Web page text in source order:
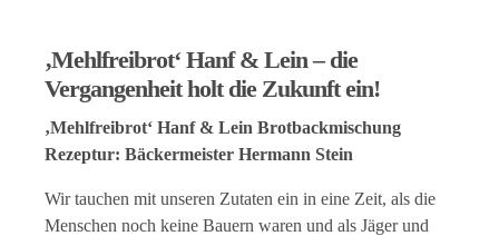
‚Mehlfreibrot‘ Hanf & Lein – die
Vergangenheit holt die Zukunft ein!
‚Mehlfreibrot‘ Hanf & Lein Brotbackmischung
Rezeptur: Bäckermeister Hermann Stein
Wir tauchen mit unseren Zutaten ein in eine Zeit, als die
Menschen noch keine Bauern waren und als Jäger und